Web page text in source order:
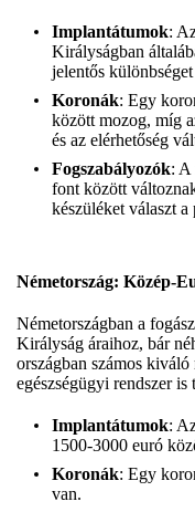
Implantátumok:
Királyságban
jelentős
Koronák: Egy
között mozog, míg
és az elérhetőség
Fogszabályozók: A
font között
készüléket választ a
Németország: Közép-
Németországban a
Királyság áraihoz, bár
országban számos
egészségügyi rendszer
Implantátumok:
1500-3000 euró
Koronák: Egy
van.